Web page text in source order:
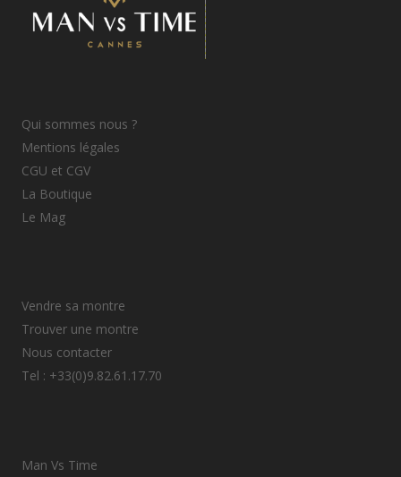
Qui sommes nous ?
Mentions légales
CGU et CGV
La Boutique
Le Mag
Vendre sa montre
Trouver une montre
Nous contacter
Tel : +33(0)9.82.61.17.70
Man Vs Time